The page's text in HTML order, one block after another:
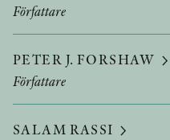
Författare
PETER J. FORSHAW
Författare
SALAM RASSI